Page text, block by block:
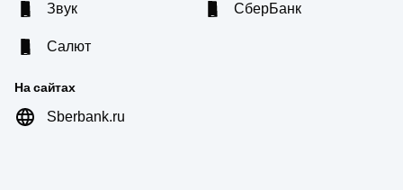
Звук СберБанк
Салют
На сайтах
Sberbank.ru